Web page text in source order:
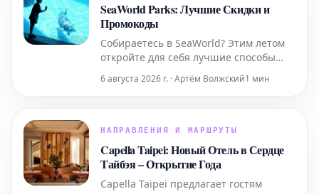
SeaWorld Parks: Лучшие Скидки и
Промокоды
Собираетесь в SeaWorld? Этим летом
откройте для себя лучшие способы
временных специальных
для учителей и военнослужащих.
6 августа 2026 г. · Артём Волжский1 мин
НАПРАВЛЕНИЯ И МАРШРУТЫ
Capella Taipei: Новый Отель в Сердце
Тайбэя – Открытие Года
Capella Taipei предлагает гостям